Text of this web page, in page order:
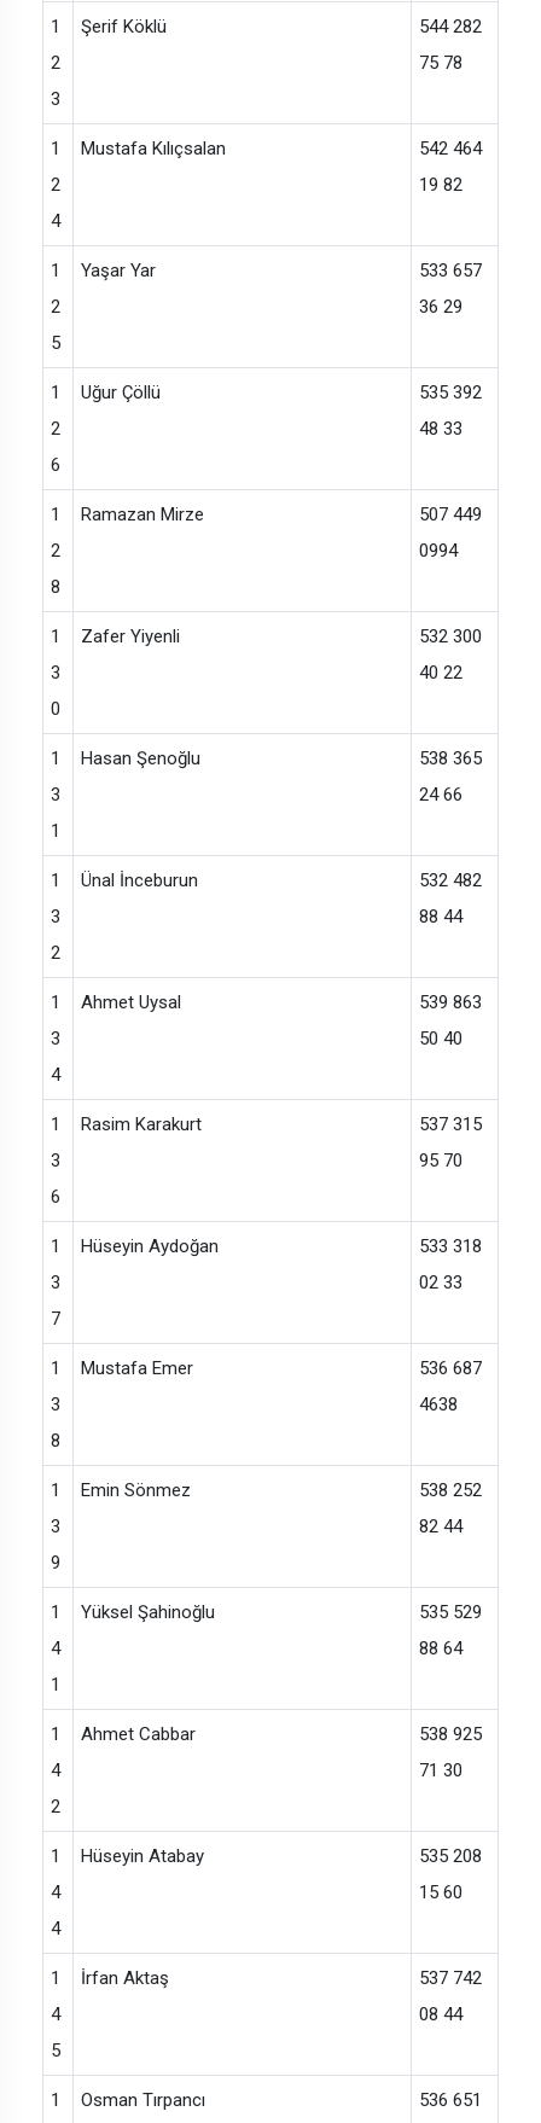
1
2
3
Şerif Köklü
544 282
75 78
1
2
4
Mustafa Kılıçsalan
542 464
19 82
1
2
5
Yaşar Yar
533 657
36 29
1
2
6
Uğur Çöllü
535 392
48 33
1
2
8
Ramazan Mirze
507 449
0994
1
3
0
Zafer Yiyenli
532 300
40 22
1
3
1
Hasan Şenoğlu
538 365
24 66
1
3
2
Ünal İnceburun
532 482
88 44
1
3
4
Ahmet Uysal
539 863
50 40
1
3
6
Rasim Karakurt
537 315
95 70
1
3
7
Hüseyin Aydoğan
533 318
02 33
1
3
8
Mustafa Emer
536 687
4638
1
3
9
Emin Sönmez
538 252
82 44
1
4
1
Yüksel Şahinoğlu
535 529
88 64
1
4
2
Ahmet Cabbar
538 925
71 30
1
4
4
Hüseyin Atabay
535 208
15 60
1
4
5
İrfan Aktaş
537 742
08 44
1
Osman Tırpancı
536 651